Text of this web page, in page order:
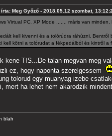
írta: Meg Győző - 2018.05.12 szombat,
Virtual PC, XP Mode ....... máris van
kell kivenni és a tolórúdra ráhúzni. Bentről
kell kötni a tolórudat a fékpedálból és kintről
kene TIS...De talan megvan meg
ez, hogy naponta szerelgessem
tolorud egy muanyag izebe
mert ha lehet nem akarodzik
blah